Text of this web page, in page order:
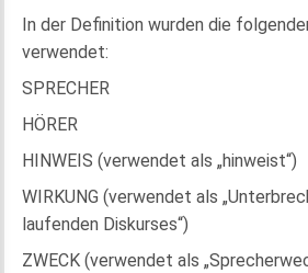
In der Definition wurden die
verwendet:
SPRECHER
HÖRER
HINWEIS (verwendet als „hinweist“)
WIRKUNG (verwendet als
laufenden Diskurses“)
ZWECK (verwendet als